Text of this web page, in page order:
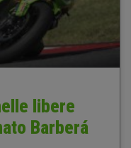
libere
Barberá